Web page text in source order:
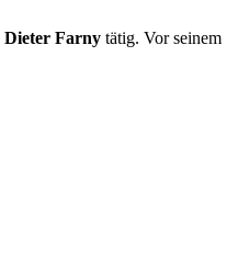
Dieter Farny tätig. Vor seinem